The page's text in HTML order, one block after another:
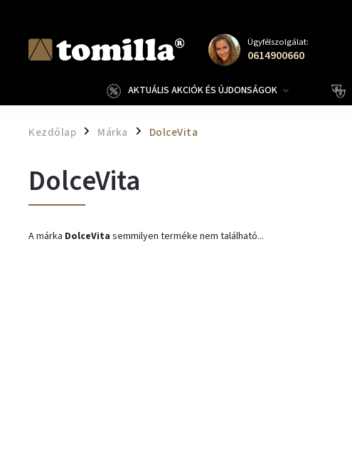
Ügyfélszolgálat:
0614900660
AKTUÁLIS AKCIÓK ÉS ÚJDONSÁGOK
Kezdőlap / Márka / DolceVita
DolceVita
A márka DolceVita semmilyen terméke nem található...